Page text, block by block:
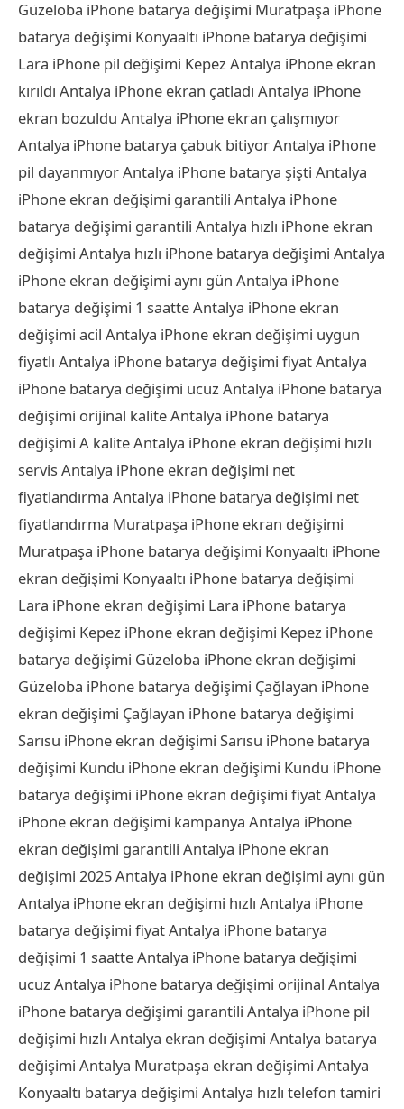
Güzeloba iPhone batarya değişimi Muratpaşa iPhone
batarya değişimi Konyaaltı iPhone batarya değişimi
Lara iPhone pil değişimi Kepez Antalya iPhone ekran
kırıldı Antalya iPhone ekran çatladı Antalya iPhone
ekran bozuldu Antalya iPhone ekran çalışmıyor
Antalya iPhone batarya çabuk bitiyor Antalya iPhone
pil dayanmıyor Antalya iPhone batarya şişti Antalya
iPhone ekran değişimi garantili Antalya iPhone
batarya değişimi garantili Antalya hızlı iPhone ekran
değişimi Antalya hızlı iPhone batarya değişimi Antalya
iPhone ekran değişimi aynı gün Antalya iPhone
batarya değişimi 1 saatte Antalya iPhone ekran
değişimi acil Antalya iPhone ekran değişimi uygun
fiyatlı Antalya iPhone batarya değişimi fiyat Antalya
iPhone batarya değişimi ucuz Antalya iPhone batarya
değişimi orijinal kalite Antalya iPhone batarya
değişimi A kalite Antalya iPhone ekran değişimi hızlı
servis Antalya iPhone ekran değişimi net
fiyatlandırma Antalya iPhone batarya değişimi net
fiyatlandırma Muratpaşa iPhone ekran değişimi
Muratpaşa iPhone batarya değişimi Konyaaltı iPhone
ekran değişimi Konyaaltı iPhone batarya değişimi
Lara iPhone ekran değişimi Lara iPhone batarya
değişimi Kepez iPhone ekran değişimi Kepez iPhone
batarya değişimi Güzeloba iPhone ekran değişimi
Güzeloba iPhone batarya değişimi Çağlayan iPhone
ekran değişimi Çağlayan iPhone batarya değişimi
Sarısu iPhone ekran değişimi Sarısu iPhone batarya
değişimi Kundu iPhone ekran değişimi Kundu iPhone
batarya değişimi iPhone ekran değişimi fiyat Antalya
iPhone ekran değişimi kampanya Antalya iPhone
ekran değişimi garantili Antalya iPhone ekran
değişimi 2025 Antalya iPhone ekran değişimi aynı gün
Antalya iPhone ekran değişimi hızlı Antalya iPhone
batarya değişimi fiyat Antalya iPhone batarya
değişimi 1 saatte Antalya iPhone batarya değişimi
ucuz Antalya iPhone batarya değişimi orijinal Antalya
iPhone batarya değişimi garantili Antalya iPhone pil
değişimi hızlı Antalya ekran değişimi Antalya batarya
değişimi Antalya Muratpaşa ekran değişimi Antalya
Konyaaltı batarya değişimi Antalya hızlı telefon tamiri